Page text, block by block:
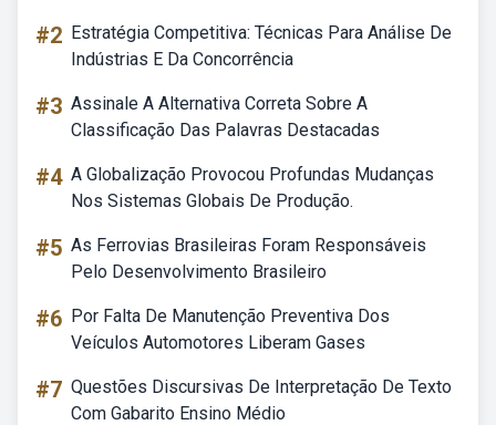
#2 Estratégia Competitiva: Técnicas Para Análise De
Indústrias E Da Concorrência
#3 Assinale A Alternativa Correta Sobre A
Classificação Das Palavras Destacadas
#4 A Globalização Provocou Profundas Mudanças
Nos Sistemas Globais De Produção.
#5 As Ferrovias Brasileiras Foram Responsáveis
Pelo Desenvolvimento Brasileiro
#6 Por Falta De Manutenção Preventiva Dos
Veículos Automotores Liberam Gases
#7 Questões Discursivas De Interpretação De Texto
Com Gabarito Ensino Médio